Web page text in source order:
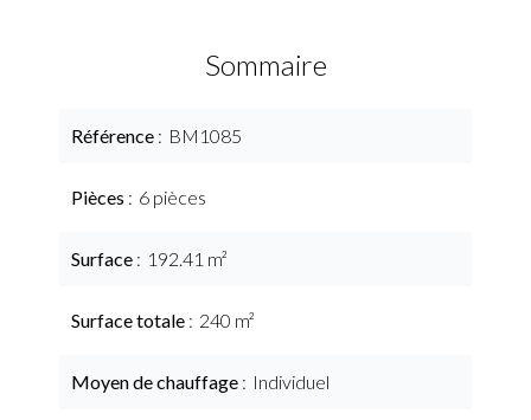
Sommaire
Référence BM1085
Pièces 6 pièces
Surface 192.41 m²
Surface totale 240 m²
Moyen de chauffage Individuel